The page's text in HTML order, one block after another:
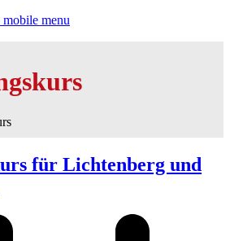
mobile menu
für Lichtenberg und